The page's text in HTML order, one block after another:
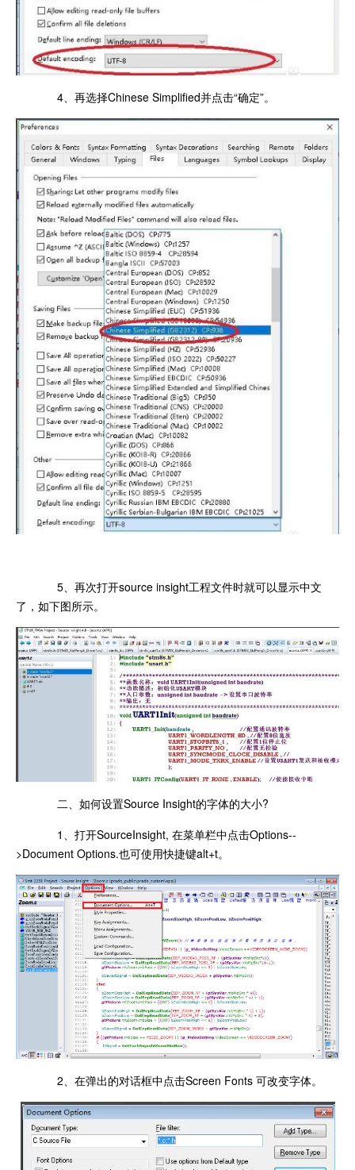
4、再选择Chinese Simplified并点击“确定”。
5、再次打开source insight工程文件时就可以显示中文
了，如下图所示。
二、如何设置Source Insight的字体的大小?
1、打开SourceInsight, 在菜单栏中点击Options--
>Document Options.也可使用快捷键alt+t。
2、在弹出的对话框中点击Screen Fonts 可改变字体。